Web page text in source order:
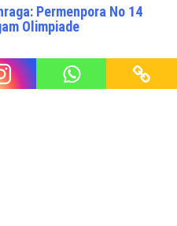
Permenpora No 14
Olimpiade